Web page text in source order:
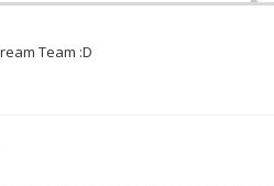
Team :D